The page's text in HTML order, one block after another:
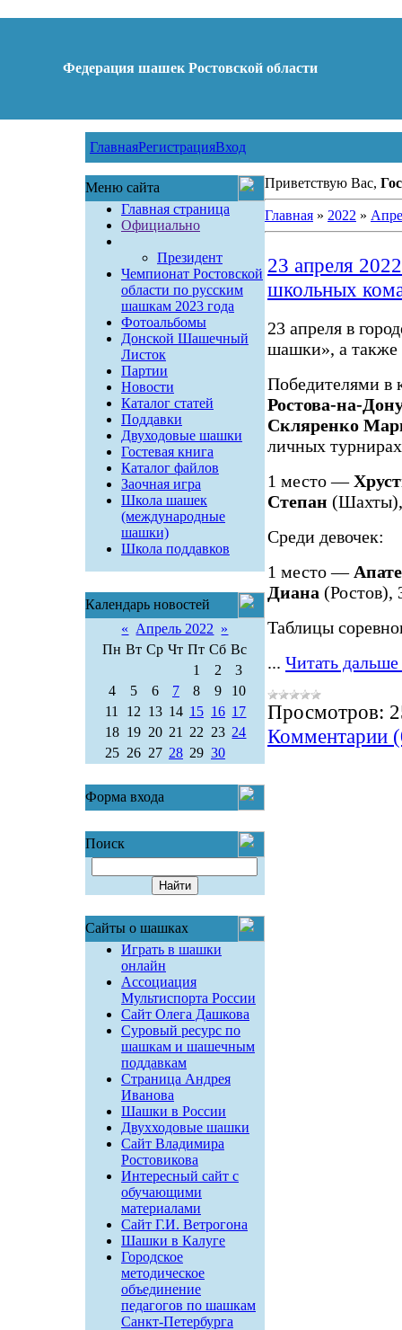
Федерация шашек Ростовской области
ГлавнаяРегистрацияВход
Меню сайта
Главная страница
Официально
Президент
Чемпионат Ростовской
области по русским
шашкам 2023 года
Фотоальбомы
Донской Шашечный
Листок
Партии
Новости
Каталог статей
Поддавки
Двуходовые шашки
Гостевая книга
Каталог файлов
Заочная игра
Школа шашек
(международные
шашки)
Школа поддавков
Календарь новостей
« Апрель 2022 »
Пн Вт Ср Чт Пт Сб Вс
1
2
3
4
5 6 7 8 9
10
11
12 13 14 15 16 17
18 19 20 21 22 23 24
25 26 27 28 29 30
Форма входа
Поиск
Сайты о шашках
Играть в шашки
онлайн
Ассоциация
Мультиспорта России
Сайт Олега Дашкова
Суровый ресурс по
шашкам и шашечным
поддавкам
Страница Андрея
Иванова
Шашки в России
Двухходовые шашки
Сайт Владимира
Ростовикова
Интересный сайт с
обучающими
материалами
Сайт Г.И. Ветрогона
Шашки в Калуге
Городское
методическое
объединение
педагогов по шашкам
Санкт-Петербурга
Приветствую Вас,
Главная» 2022 »
23 апреля
школьных
23 апреля в
шашки», а также
Победителями в
Ростова-на-
Скляренко
личных
1 место —
Степан
Среди девочек:
1 место —
Диана
Таблицы
... Читать дальше
Просмотров:
Комментарии